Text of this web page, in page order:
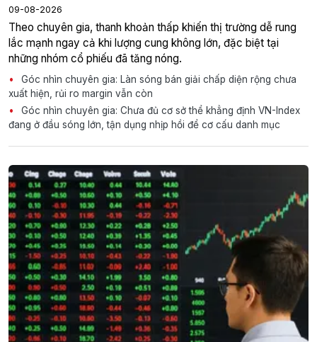
09-08-2026
Theo chuyên gia, thanh khoản thấp khiến thị trường dễ rung
lắc mạnh ngay cả khi lượng cung không lớn, đặc biệt tại
những nhóm cổ phiếu đã tăng nóng.
Góc nhìn chuyên gia: Làn sóng bán giải chấp diện rộng chưa
xuất hiện, rủi ro margin vẫn còn
Góc nhìn chuyên gia: Chưa đủ cơ sở thể khẳng định VN-Index
đang ở đầu sóng lớn, tận dụng nhịp hồi để cơ cấu danh mục